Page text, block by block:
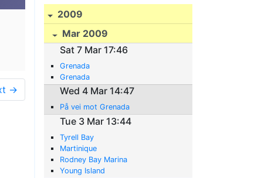
→
2009
Mar 2009
Sat 7 Mar 17:46
Grenada
Grenada
Wed 4 Mar 14:47
På vei mot Grenada
Tue 3 Mar 13:44
Tyrell Bay
Martinique
Rodney Bay Marina
Young Island